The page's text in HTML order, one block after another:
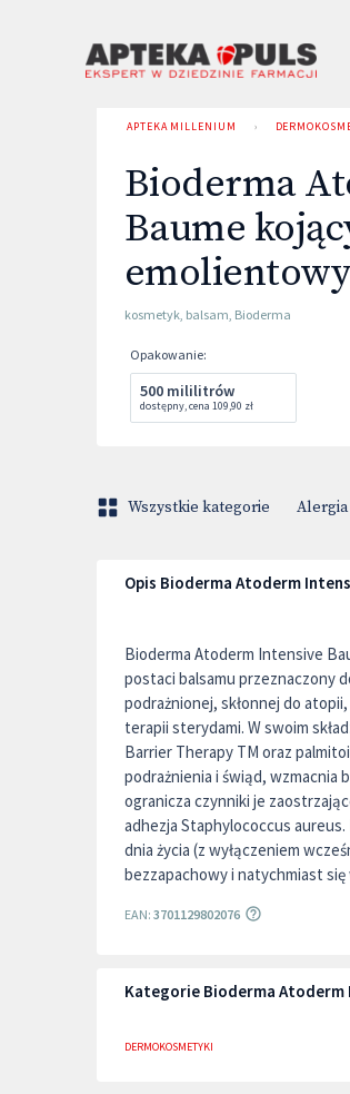
APTEKA MILLENIUM ›
Bioderma
Baume
emolientowy
kosmetyk, balsam, Bioderma
Opakowanie:
500 mililitrów
dostępny,cena 109,90 zł
Wszystkie kategorie Alergia
Opis Bioderma Atoderm
Bioderma Atoderm Intensive
postaci balsamu przeznaczony
podrażnionej, skłonnej do
terapii sterydami. W swoim
Barrier Therapy TM oraz
podrażnienia i świąd, wzmacnia
ogranicza czynniki je
adhezja Staphylococcus
dnia życia (z wyłączeniem
bezzapachowy i natychmiast się
EAN: 3701129802076
Kategorie Bioderma Atoderm
DERMOKOSMETYKI